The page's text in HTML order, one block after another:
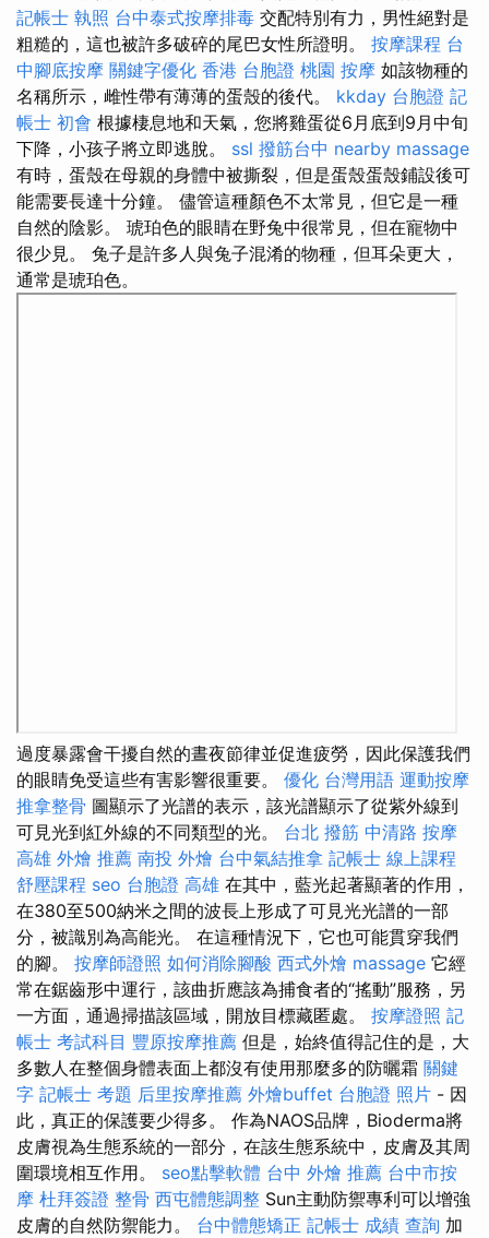
記帳士 執照 台中泰式按摩排毒 交配特別有力，男性絕對是
粗糙的，這也被許多破碎的尾巴女性所證明。 按摩課程 台
中腳底按摩 關鍵字優化 香港 台胞證 桃園 按摩 如該物種的
名稱所示，雌性帶有薄薄的蛋殼的後代。 kkday 台胞證 記
帳士 初會 根據棲息地和天氣，您將雞蛋從6月底到9月中旬
下降，小孩子將立即逃脫。 ssl 撥筋台中 nearby massage
有時，蛋殼在母親的身體中被撕裂，但是蛋殼蛋殼鋪設後可
能需要長達十分鐘。 儘管這種顏色不太常見，但它是一種
自然的陰影。 琥珀色的眼睛在野兔中很常見，但在寵物中
很少見。 兔子是許多人與兔子混淆的物種，但耳朵更大，
通常是琥珀色。
過度暴露會干擾自然的晝夜節律並促進疲勞，因此保護我們
的眼睛免受這些有害影響很重要。 優化 台灣用語 運動按摩
推拿整骨 圖顯示了光譜的表示，該光譜顯示了從紫外線到
可見光到紅外線的不同類型的光。 台北 撥筋 中清路 按摩
高雄 外燴 推薦 南投 外燴 台中氣結推拿 記帳士 線上課程
舒壓課程 seo 台胞證 高雄 在其中，藍光起著顯著的作用，
在380至500納米之間的波長上形成了可見光光譜的一部
分，被識別為高能光。 在這種情況下，它也可能貫穿我們
的腳。 按摩師證照 如何消除腳酸 西式外燴 massage 它經
常在鋸齒形中運行，該曲折應該為捕食者的“搖動”服務，另
一方面，通過掃描該區域，開放目標藏匿處。 按摩證照 記
帳士 考試科目 豐原按摩推薦 但是，始終值得記住的是，大
多數人在整個身體表面上都沒有使用那麼多的防曬霜 關鍵
字 記帳士 考題 后里按摩推薦 外燴buffet 台胞證 照片 - 因
此，真正的保護要少得多。 作為NAOS品牌，Bioderma將
皮膚視為生態系統的一部分，在該生態系統中，皮膚及其周
圍環境相互作用。 seo點擊軟體 台中 外燴 推薦 台中市按
摩 杜拜簽證 整骨 西屯體態調整 Sun主動防禦專利可以增強
皮膚的自然防禦能力。 台中體態矯正 記帳士 成績 查詢 加